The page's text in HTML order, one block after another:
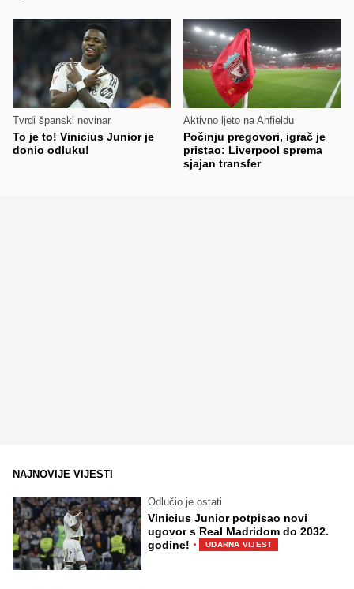
Tvrdi španski novinar
To je to! Vinicius Junior je
donio odluku!
Aktivno ljeto na Anfieldu
Počinju pregovori, igrač je
pristao: Liverpool sprema
sjajan transfer
NAJNOVIJE VIJESTI
Odlučio je ostati
Vinicius Junior potpisao novi
ugovor s Real Madridom do 2032.
godine! · UDARNA VIJEST